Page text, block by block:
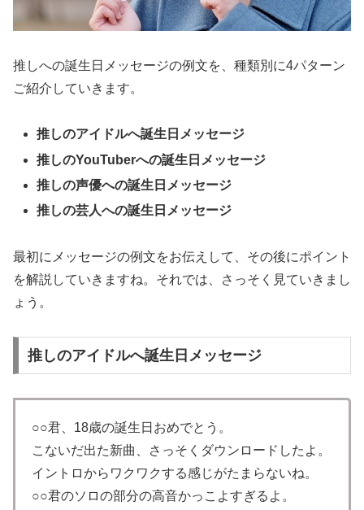
推しへの誕生日メッセージの例文を、種類別に4パターン
ご紹介していきます。
推しのアイドルへ誕生日メッセージ
推しのYouTuberへの誕生日メッセージ
推しの声優への誕生日メッセージ
推しの芸人への誕生日メッセージ
最初にメッセージの例文をお伝えして、その後にポイント
を解説していきますね。それでは、さっそく見ていきまし
ょう。
推しのアイドルへ誕生日メッセージ
○○君、18歳の誕生日おめでとう。
こないだ出た新曲、さっそくダウンロードしたよ。
イントロからワクワクする感じがたまらないね。
○○君のソロの部分の高音かっこよすぎるよ。